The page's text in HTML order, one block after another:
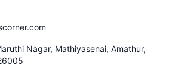
Nagar, Mathiyasenai, Amathur,